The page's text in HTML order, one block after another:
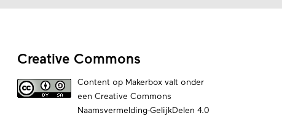
Creative Commons
Content op Makerbox valt onder
een Creative Commons
Naamsvermelding-GelijkDelen 4.0